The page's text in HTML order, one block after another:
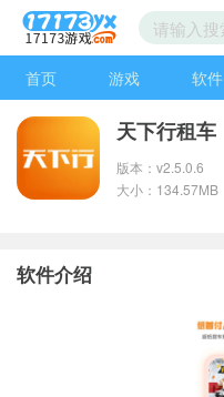
首页 游戏 软件
天下行租车
版本：v2.5.0.6
大小：134.57MB
软件介绍